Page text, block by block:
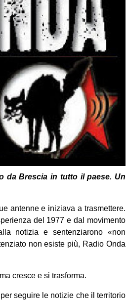
da Brescia in tutto il paese. Un
antenne e iniziava a trasmettere.
del 1977 e dal movimento
notizia e sentenziarono «non
non esiste più, Radio Onda
cresce e si trasforma.
seguire le notizie che il territorio